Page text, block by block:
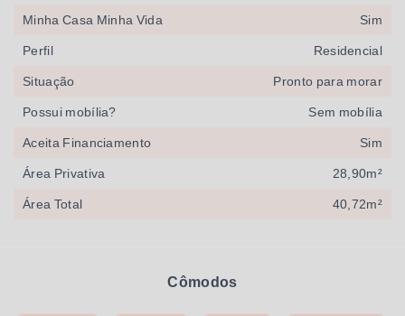
Cômodos
Minha Casa Minha Vida Sim
Perfil Residencial
Situação Pronto para morar
Possui mobília? Sem mobília
Aceita Financiamento Sim
Área Privativa 28,90m²
Área Total 40,72m²